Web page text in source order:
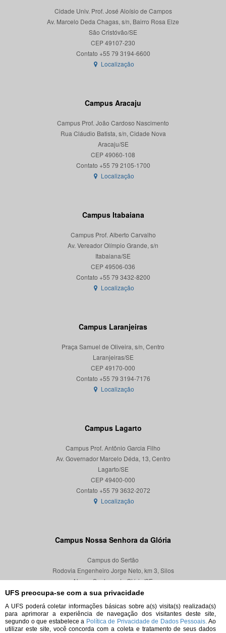
UFS preocupa-se com a sua privacidade
A UFS poderá coletar informações básicas sobre a(s) visita(s) realizada(s)
para aprimorar a experiência de navegação dos visitantes deste site,
segundo o que estabelece a Política de Privacidade de Dados Pessoais. Ao
utilizar este site, você concorda com a coleta e tratamento de seus dados
Cidade Univ. Prof. José Aloísio de Campos
Av. Marcelo Deda Chagas, s/n, Bairro Rosa Elze
São Cristóvão/SE
CEP 49107-230
Localização
Campus Aracaju
Campus Prof. João Cardoso Nascimento
Rua Cláudio Batista, s/n, Cidade Nova
Aracaju/SE
CEP 49060-108
Localização
Campus Itabaiana
Campus Prof. Alberto Carvalho
Av. Vereador Olímpio Grande, s/n
Itabaiana/SE
CEP 49506-036
Localização
Campus Laranjeiras
Praça Samuel de Oliveira, s/n, Centro
Laranjeiras/SE
CEP 49170-000
Localização
Campus Lagarto
Campus Prof. Antônio Garcia Filho
Av. Governador Marcelo Déda, 13, Centro
Lagarto/SE
CEP 49400-000
Localização
Campus Nossa Senhora da Glória
Campus do Sertão
Rodovia Engenheiro Jorge Neto, km 3, Silos
Nossa Senhora da Glória/SE
CEP 49680-000
Localização